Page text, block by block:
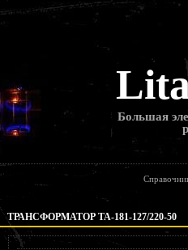
Большая
ТРАНСФОРМАТОР ТА-181-127/220-50